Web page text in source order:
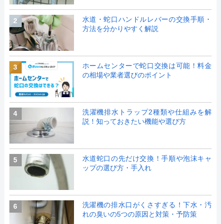
2
水道・蛇口ハンドルレバーの交換手順・
方法を分かりやすく解説
3
ホームセンターで蛇口交換は可能！料金
の相場や業者選びのポイント
4
洗濯機排水トラップ2種類や仕組みを解
説！知っておきたい機能や選び方
5
水道蛇口の先だけ交換！手順や泡沫キャ
ップの選び方・手入れ
6
洗濯機の排水口がくさすぎる！下水・汚
れの臭いの5つの原因と対策・予防策